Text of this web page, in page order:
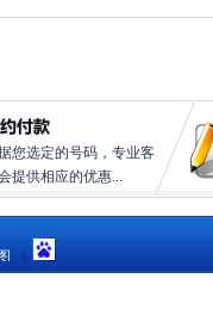
您选定的号码，专业客
提供相应的优惠...